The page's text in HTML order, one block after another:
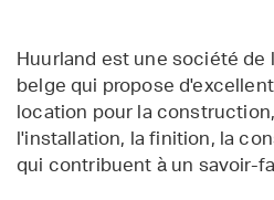
Huurland est une société
belge qui propose
location pour la
l'installation, la finition, la
qui contribuent à un savoir-